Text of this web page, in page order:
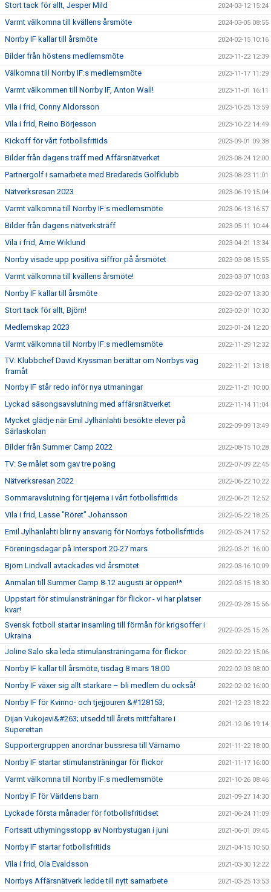
Stort tack för allt, Jesper Mild 2024-03-12 15:24
Varmt välkomna till kvällens årsmöte 2024-03-05 08:55
Norrby IF kallar till årsmöte 2024-02-15 10:16
Bilder från höstens medlemsmöte 2023-11-22 12:39
Välkomna till Norrby IF:s medlemsmöte 2023-11-17 11:29
Varmt välkommen till Norrby IF, Anton Wall! 2023-11-01 16:11
Vila i frid, Conny Aldorsson 2023-10-25 13:59
Vila i frid, Reino Börjesson 2023-10-22 14:49
Kickoff för vårt fotbollsfritids 2023-09-01 09:38
Bilder från dagens träff med Affärsnätverket 2023-08-24 12:00
Partnergolf i samarbete med Bredareds Golfklubb 2023-08-23 11:01
Nätverksresan 2023 2023-06-19 15:04
Varmt välkomna till Norrby IF:s medlemsmöte 2023-06-13 16:57
Bilder från dagens nätverksträff 2023-05-11 10:44
Vila i frid, Arne Wiklund 2023-04-21 13:34
Norrby visade upp positiva siffror på årsmötet 2023-03-08 15:55
Varmt välkomna till kvällens årsmöte! 2023-03-07 10:03
Norrby IF kallar till årsmöte 2023-02-07 13:30
Stort tack för allt, Björn! 2023-02-01 10:30
Medlemskap 2023 2023-01-24 12:20
Varmt välkomna till Norrby IF:s medlemsmöte 2022-11-29 12:32
TV: Klubbchef David Kryssman berättar om Norrbys väg
framåt
2022-11-21 13:18
Norrby IF står redo inför nya utmaningar 2022-11-21 10:00
Lyckad säsongsavslutning med affärsnätverket 2022-11-14 11:04
Mycket glädje när Emil Jylhänlahti besökte elever på
Särlaskolan
2022-09-09 13:49
Bilder från Summer Camp 2022 2022-08-15 10:28
TV: Se målet som gav tre poäng 2022-07-09 22:45
Nätverksresan 2022 2022-06-22 10:22
Sommaravslutning för tjejerna i vårt fotbollsfritids 2022-06-21 12:52
Vila i frid, Lasse "Röret" Johansson 2022-05-22 18:25
Emil Jylhänlahti blir ny ansvarig för Norrbys fotbollsfritids 2022-03-24 17:52
Föreningsdagar på Intersport 20-27 mars 2022-03-21 16:00
Björn Lindvall avtackades vid årsmötet 2022-03-16 10:09
Anmälan till Summer Camp 8-12 augusti är öppen!* 2022-03-15 18:30
Uppstart för stimulansträningar för flickor - vi har platser
kvar!
2022-02-28 15:56
Svensk fotboll startar insamling till förmån för krigsoffer i
Ukraina
2022-02-25 15:26
Joline Salo ska leda stimulansträningarna för flickor 2022-02-22 15:06
Norrby IF kallar till årsmöte, tisdag 8 mars 18:00 2022-02-03 08:00
Norrby IF växer sig allt starkare – bli medlem du också! 2022-02-02 16:00
Norrby IF för Kvinno- och tjejjouren &#128153; 2021-12-23 18:22
Dijan Vukojevi&#263; utsedd till årets mittfältare i
Superettan
2021-12-06 19:14
Supportergruppen anordnar bussresa till Värnamo 2021-11-22 18:00
Norrby IF startar stimulansträningar för flickor 2021-11-17 16:00
Varmt välkomna till Norrby IF:s medlemsmöte 2021-10-26 08:46
Norrby IF för Världens barn 2021-09-27 14:30
Lyckade första månader för fotbollsfritidset 2021-06-24 11:09
Fortsatt uthyrningsstopp av Norrbystugan i juni 2021-06-01 09:45
Norrby IF startar fotbollsfritids 2021-04-15 10:50
Vila i frid, Ola Evaldsson 2021-03-30 12:22
Norrbys Affärsnätverk ledde till nytt samarbete 2021-03-25 13:53